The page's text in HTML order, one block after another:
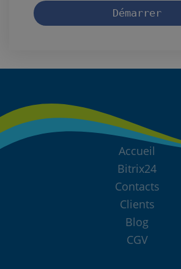
Démarrer
Accueil
Bitrix24
Contacts
Clients
Blog
CGV